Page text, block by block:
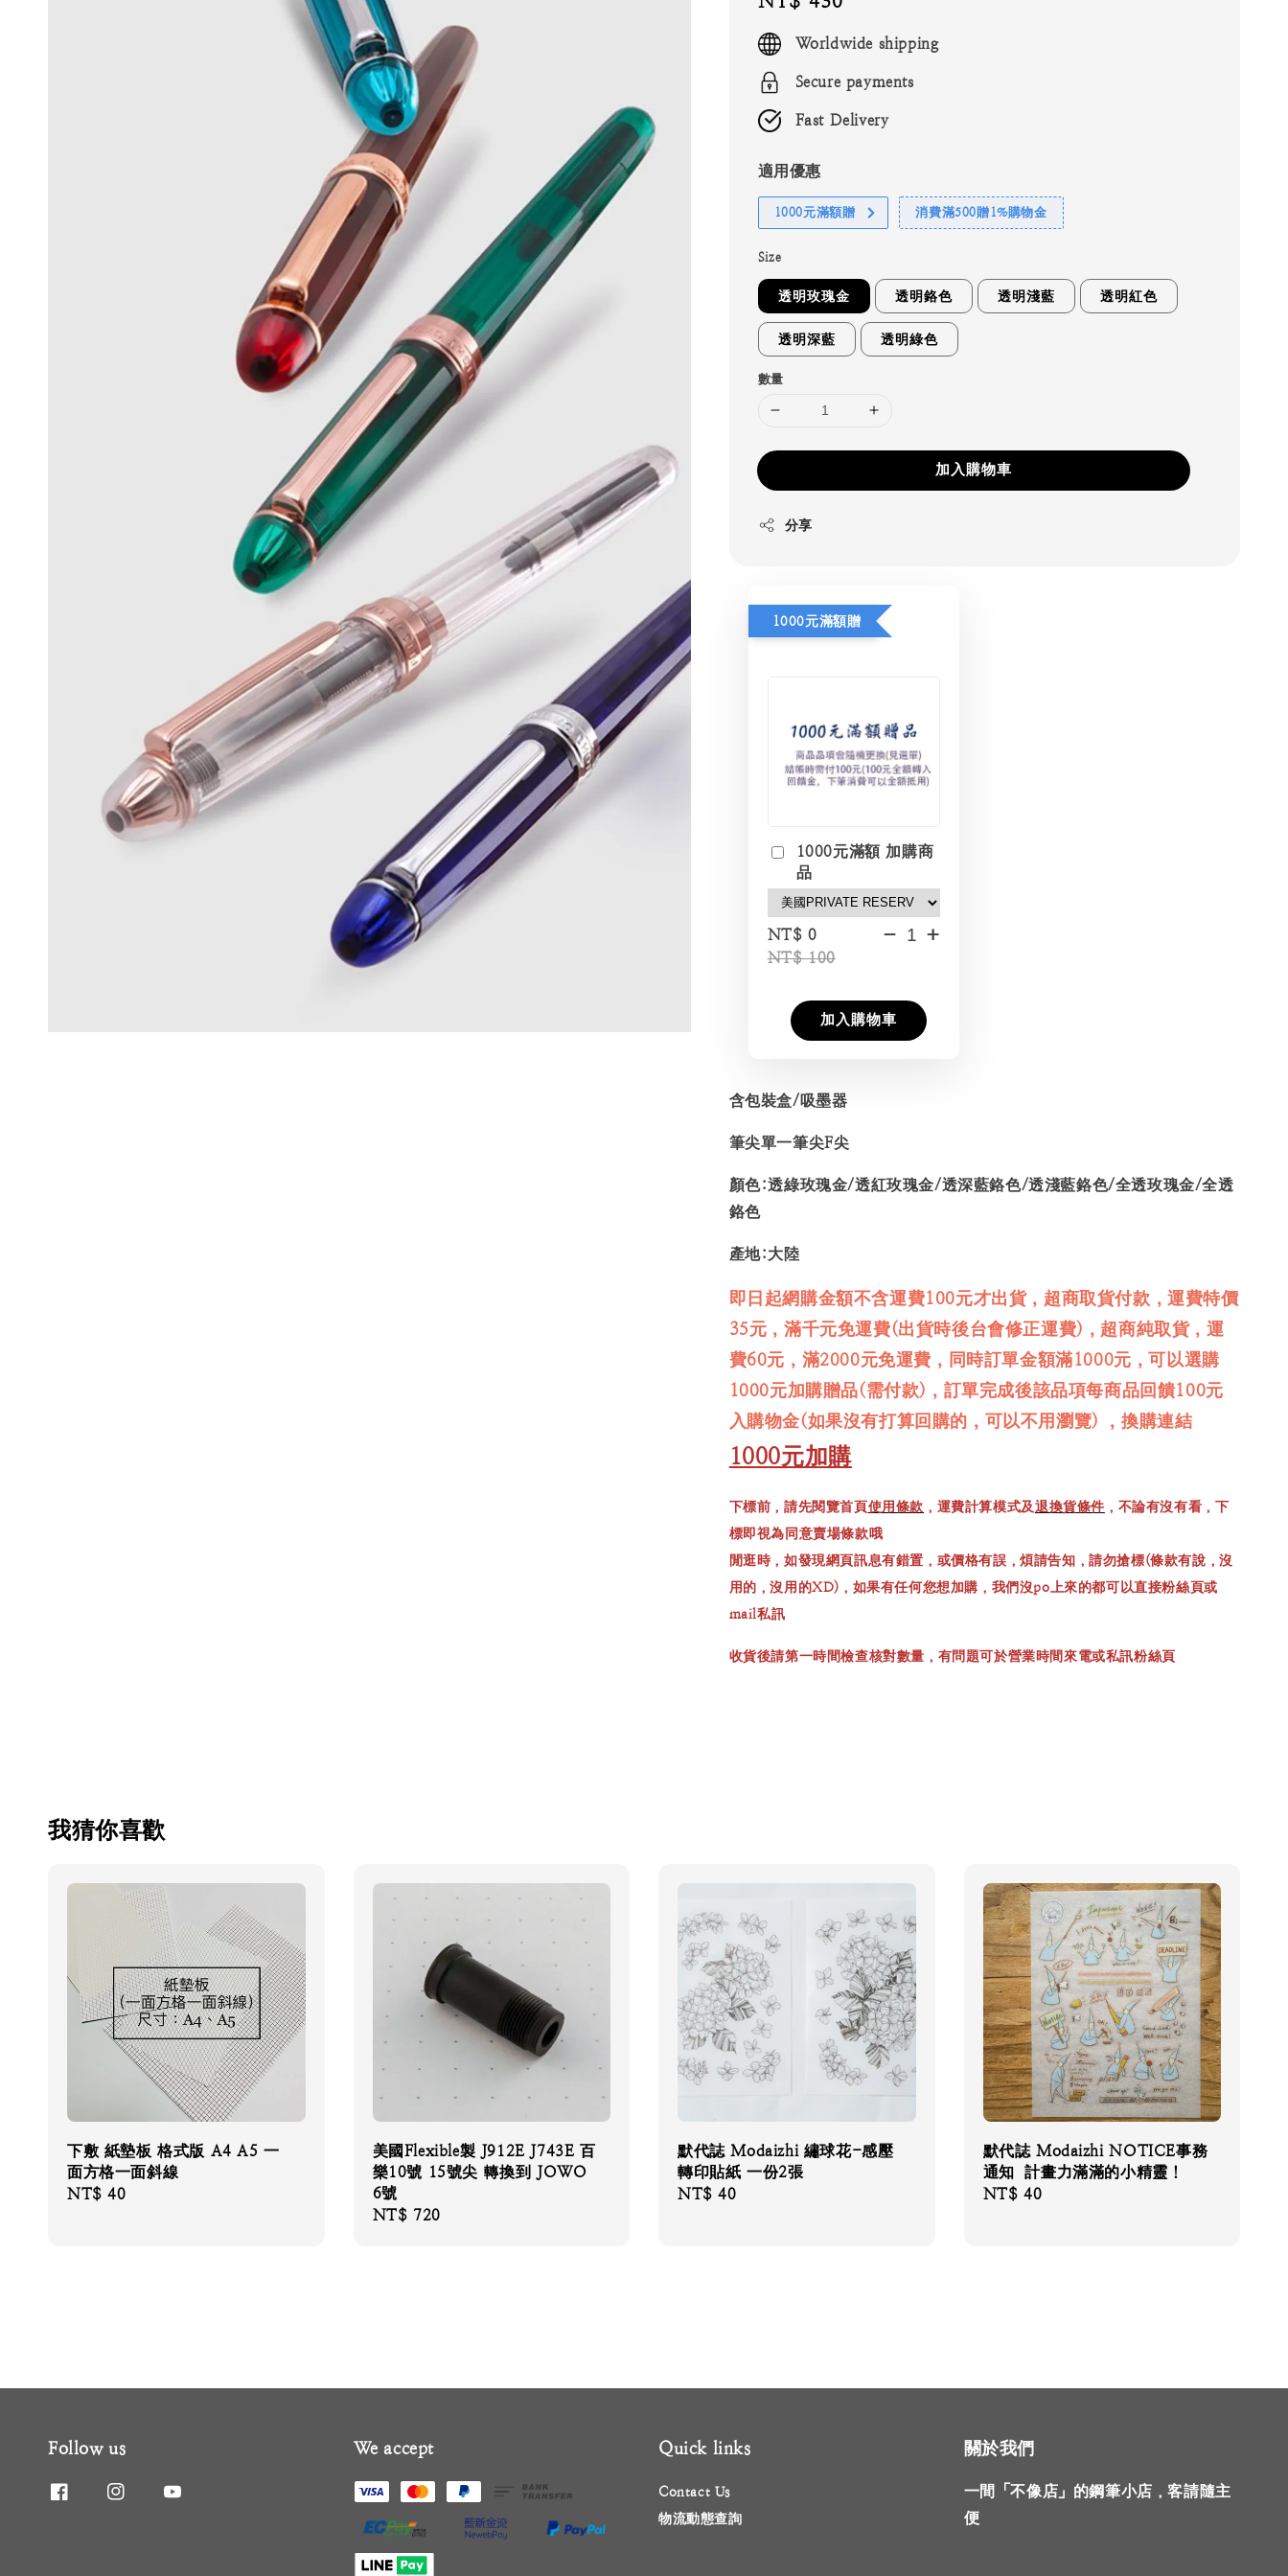
price
Worldwide shipping
Secure payments
Fast Delivery
適用優惠
1000元滿額贈 消費滿500贈1%購物金
Size
透明玫瑰金 透明鉻色 透明淺藍 透明紅色
透明深藍 透明綠色
數量
加入購物車
分享
1000元滿額贈
1000元滿額 加購商
品
NT$ 0
NT$ 100
- +
加入購物車
含包裝盒/吸墨器
筆尖單一筆尖F尖
顏色:透綠玫瑰金/透紅玫瑰金/透深藍鉻色/透淺藍鉻色/全透玫瑰金/全透
鉻色
產地:大陸
即日起網購金額不含運費100元才出貨，超商取貨付款，運費特價
35元，滿千元免運費(出貨時後台會修正運費)，超商純取貨，運
費60元，滿2000元免運費，同時訂單金額滿1000元，可以選購
1000元加購贈品(需付款)，訂單完成後該品項每商品回饋100元
入購物金(如果沒有打算回購的，可以不用瀏覽) ，換購連結
1000元加購
下標前，請先閱覽首頁使用條款 ，運費計算模式及退換貨條件 ，不論有沒有看，下
標即視為同意賣場條款哦
閒逛時，如發現網頁訊息有錯置，或價格有誤，煩請告知，請勿搶標(條款有說，沒
用的，沒用的XD)，如果有任何您想加購，我們沒po上來的都可以直接粉絲頁或
mail私訊
收貨後請第一時間檢查核對數量，有問題可於營業時間來電或私訊粉絲頁
我猜你喜歡
下敷 紙墊板 格式版 A4 A5 一
面方格一面斜線
Regular
NT$ 40
美國Flexible製 J912E J743E 百
樂10號 15號尖 轉換到 JOWO
6號
Regular
NT$ 720
默代誌 Modaizhi 繡球花-感壓
轉印貼紙 一份2張
Regular
NT$ 40
默代誌 Modaizhi NOTICE事務
通知 計畫力滿滿的小精靈！
Regular
NT$ 40
Follow us We accept Quick links
Contact Us
物流動態查詢
關於我們
一間「不像店」的鋼筆小店，客請隨主
便